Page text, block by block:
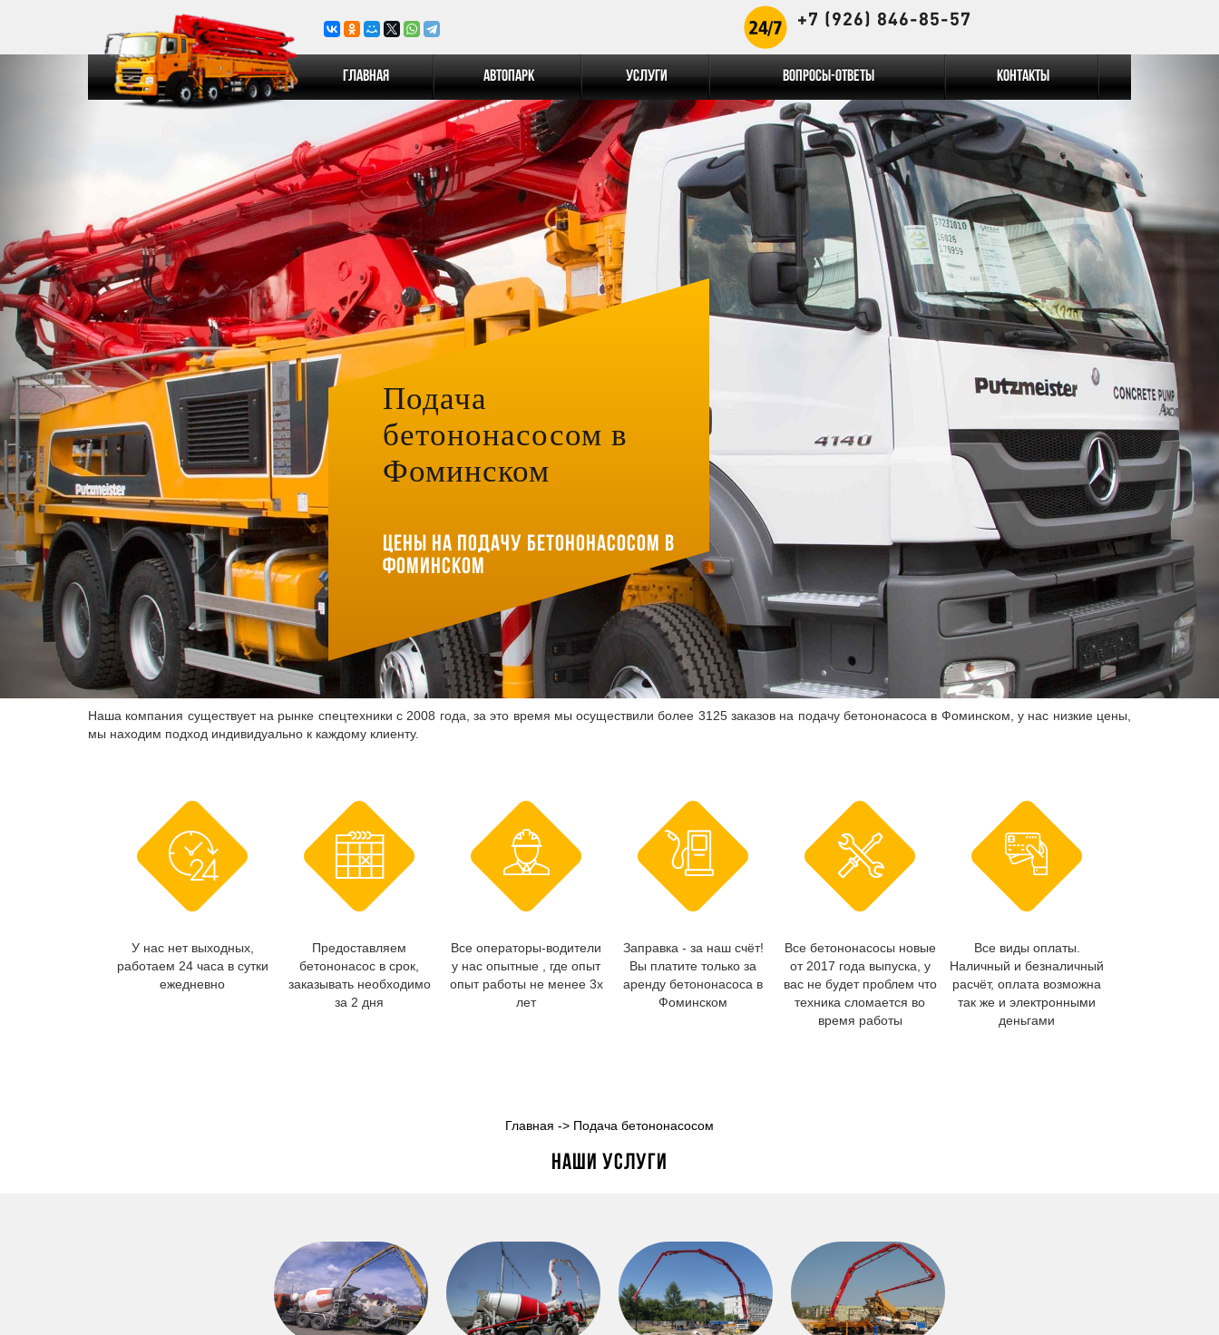
Подача
бетононасосом в
Фоминском
Цены на подачу бетононасосом в
Фоминском
+7 (926) 846-85-57
Главная Автопарк Услуги Вопросы-Ответы Контакты
Наша компания существует на рынке спецтехники с 2008 года, за это время мы осуществили более 3125 заказов на подачу бетононасоса в Фоминском, у нас низкие цены,
мы находим подход индивидуально к каждому клиенту.
У нас нет выходных,
работаем 24 часа в сутки
ежедневно
Предоставляем
бетононасос в срок,
заказывать необходимо
за 2 дня
Все операторы-водители
у нас опытные , где опыт
опыт работы не менее 3х
лет
Заправка - за наш счёт!
Вы платите только за
аренду бетононасоса в
Фоминском
Все бетононасосы новые
от 2017 года выпуска, у
вас не будет проблем что
техника сломается во
время работы
Все виды оплаты.
Наличный и безналичный
расчёт, оплата возможна
так же и электронными
деньгами
Главная -> Подача бетононасосом
Наши услуги